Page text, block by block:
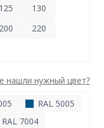
125
130
200
220
нашли нужный цвет?
RAL 5005
RAL 7004